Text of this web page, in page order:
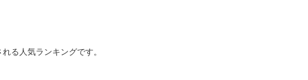
る人気ランキングです。